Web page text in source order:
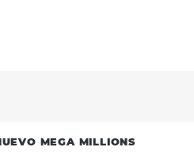
MEGA MILLIONS